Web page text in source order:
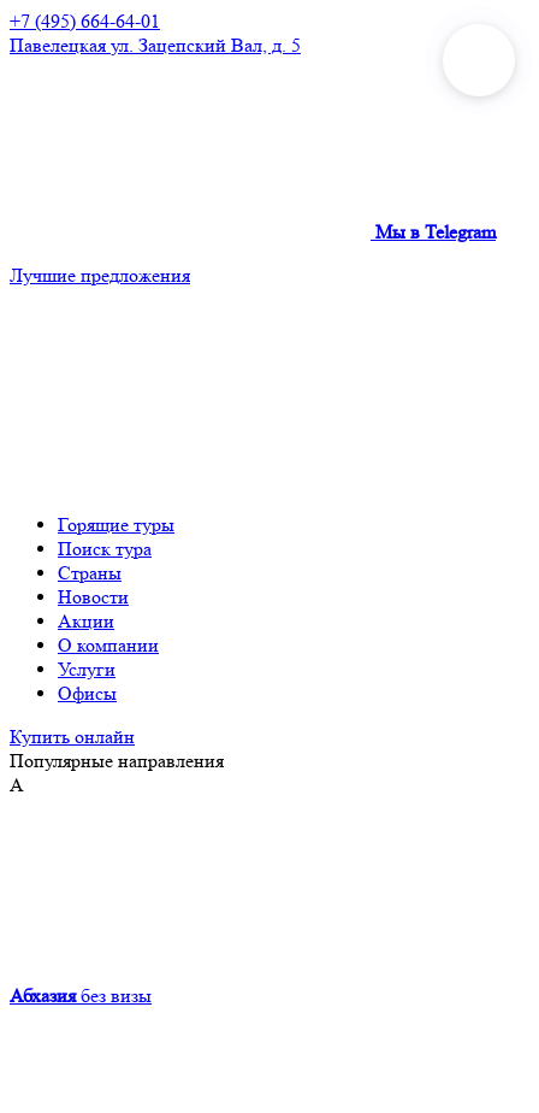
+7 (495) 664-64-01
Павелецкая ул. Зацепский Вал, д. 5
Мы в Telegram
Лучшие предложения
Горящие туры
Поиск тура
Страны
Новости
Акции
О компании
Услуги
Офисы
Купить онлайн
Популярные направления
А
Абхазия без визы